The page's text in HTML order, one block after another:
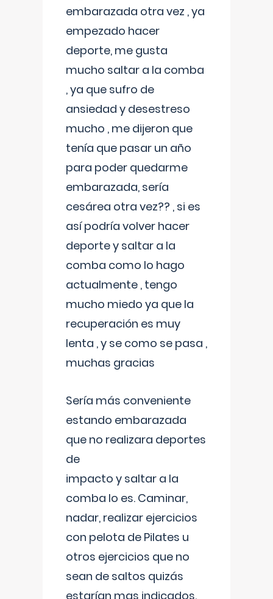
embarazada otra vez , ya
empezado hacer
deporte, me gusta
mucho saltar a la comba
, ya que sufro de
ansiedad y desestreso
mucho , me dijeron que
tenía que pasar un año
para poder quedarme
embarazada, sería
cesárea otra vez?? , si es
así podría volver hacer
deporte y saltar a la
comba como lo hago
actualmente , tengo
mucho miedo ya que la
recuperación es muy
lenta , y se como se pasa ,
muchas gracias
Sería más conveniente
estando embarazada
que no realizara deportes
de
impacto y saltar a la
comba lo es. Caminar,
nadar, realizar ejercicios
con pelota de Pilates u
otros ejercicios que no
sean de saltos quizás
estarían mas indicados.